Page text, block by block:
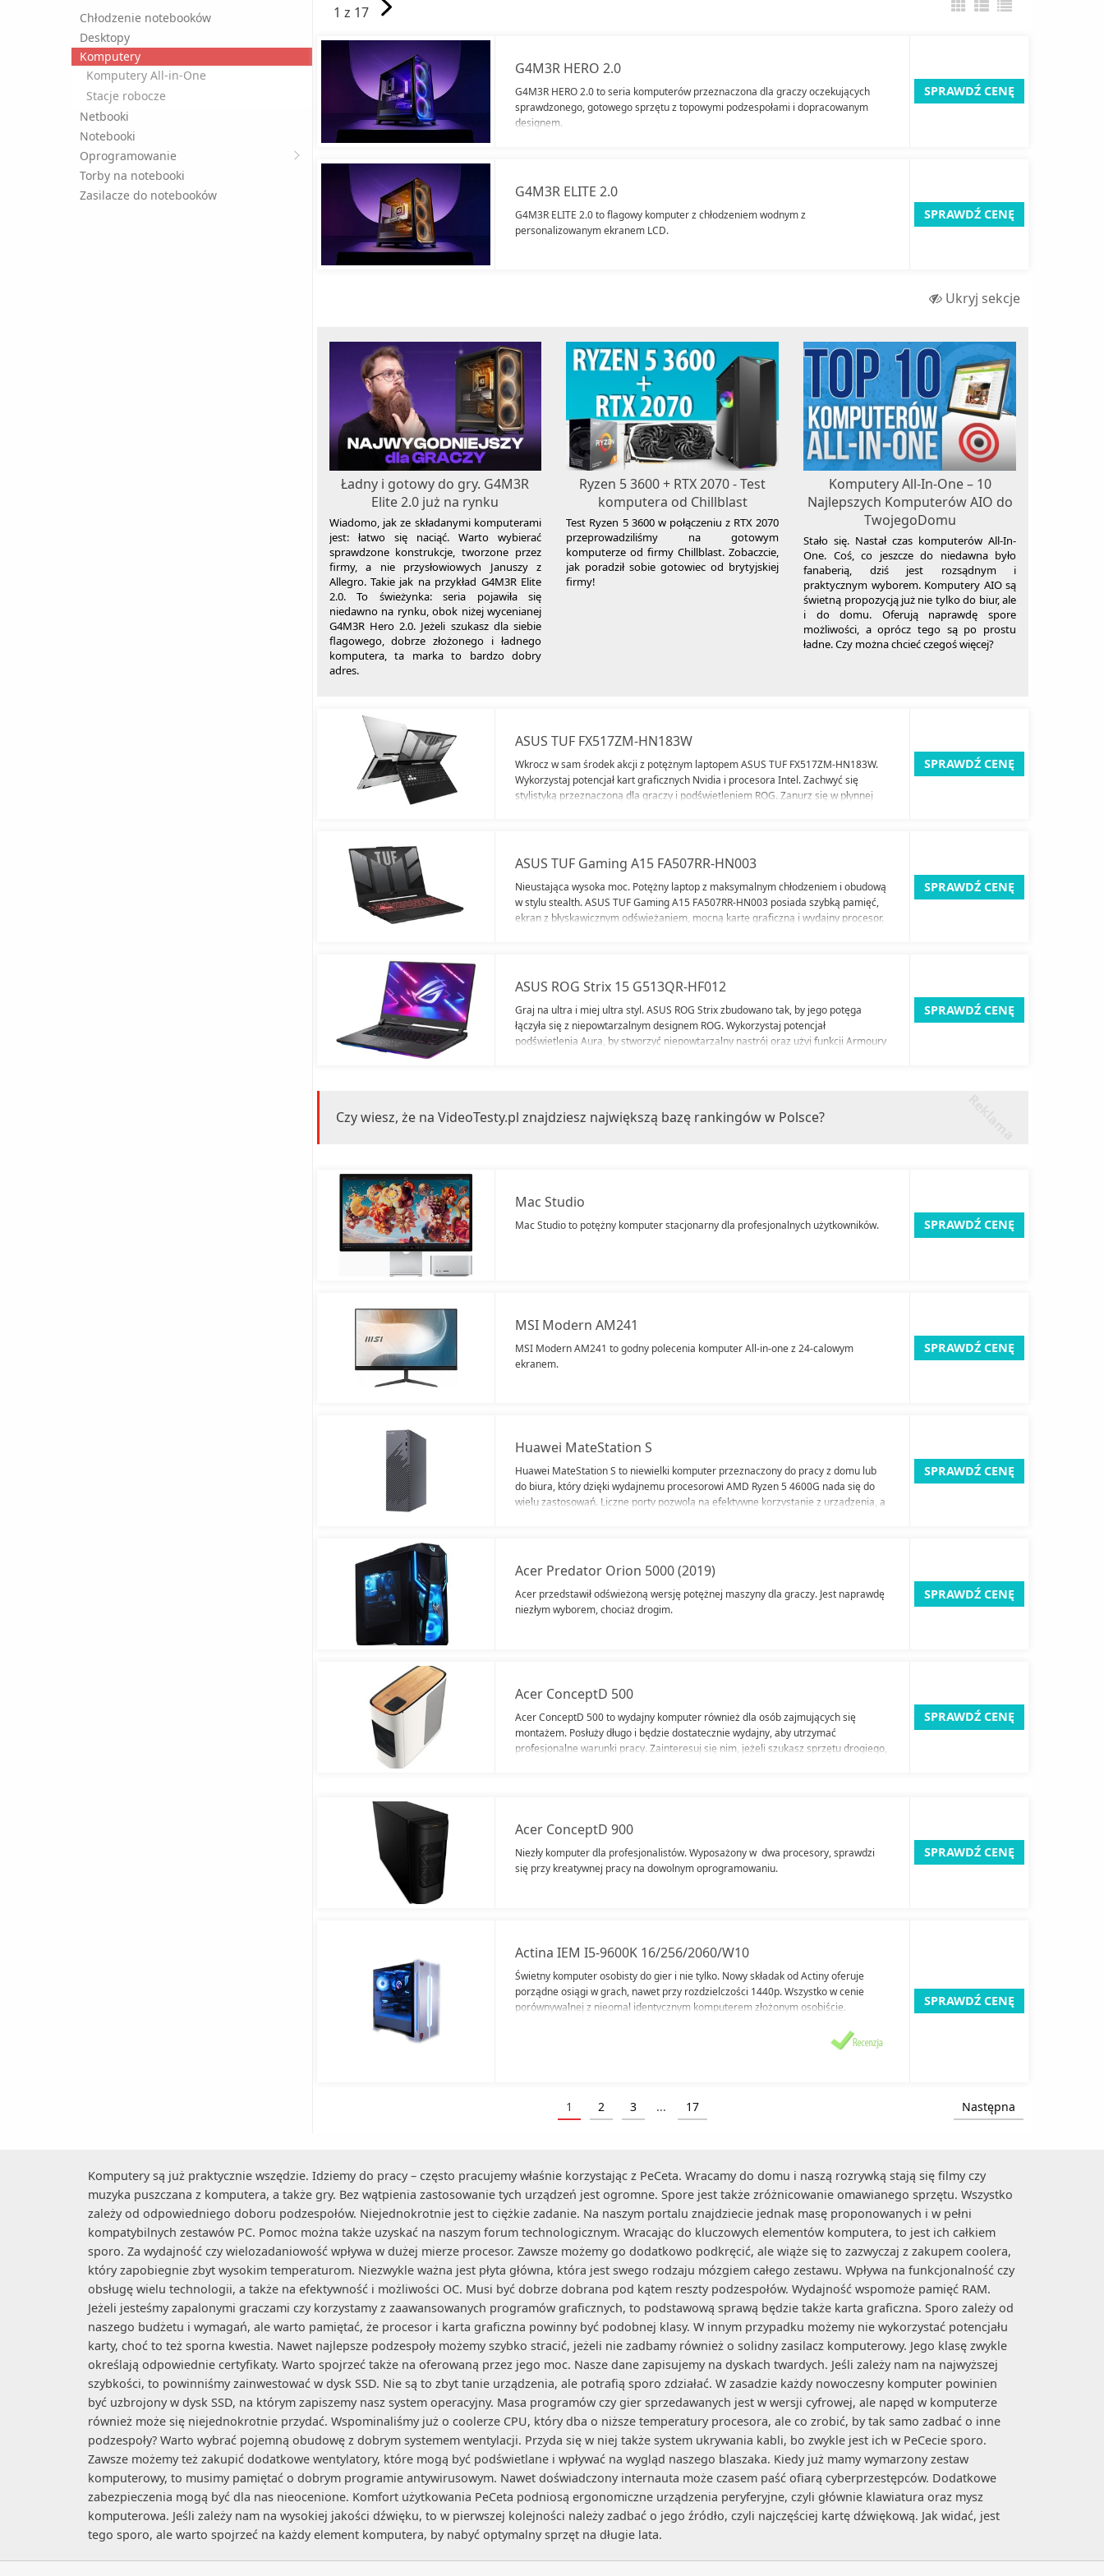
Chłodzenie notebooków
Desktopy
Komputery
Komputery All-in-One
Stacje robocze
Netbooki
Notebooki
Oprogramowanie
Torby na notebooki
Zasilacze do notebooków
1 z 17
G4M3R HERO 2.0
G4M3R HERO 2.0 to seria komputerów przeznaczona dla graczy oczekujących
sprawdzonego, gotowego sprzętu z topowymi podzespołami i dopracowanym
designem.
SPRAWDŹ CENĘ
G4M3R ELITE 2.0
G4M3R ELITE 2.0 to flagowy komputer z chłodzeniem wodnym z
personalizowanym ekranem LCD.
SPRAWDŹ CENĘ
Ukryj sekcje
Ładny i gotowy do gry. G4M3R
Elite 2.0 już na rynku
Wiadomo, jak ze składanymi komputerami
jest: łatwo się naciąć. Warto wybierać
sprawdzone konstrukcje, tworzone przez
firmy, a nie przysłowiowych Januszy z
Allegro. Takie jak na przykład G4M3R Elite
2.0. To świeżynka: seria pojawiła się
niedawno na rynku, obok niżej wycenianej
G4M3R Hero 2.0. Jeżeli szukasz dla siebie
flagowego, dobrze złożonego i ładnego
komputera, ta marka to bardzo dobry
adres.
Ryzen 5 3600 + RTX 2070 - Test
komputera od Chillblast
Test Ryzen 5 3600 w połączeniu z RTX 2070
przeprowadziliśmy na gotowym
komputerze od firmy Chillblast. Zobaczcie,
jak poradził sobie gotowiec od brytyjskiej
firmy!
Komputery All-In-One – 10
Najlepszych Komputerów AIO do
TwojegoDomu
Stało się. Nastał czas komputerów All-In-
One. Coś, co jeszcze do niedawna było
fanaberią, dziś jest rozsądnym i
praktycznym wyborem. Komputery AIO są
świetną propozycją już nie tylko do biur, ale
i do domu. Oferują naprawdę spore
możliwości, a oprócz tego są po prostu
ładne. Czy można chcieć czegoś więcej?
ASUS TUF FX517ZM-HN183W
Wkrocz w sam środek akcji z potężnym laptopem ASUS TUF FX517ZM-HN183W.
Wykorzystaj potencjał kart graficznych Nvidia i procesora Intel. Zachwyć się
stylistyką przeznaczoną dla graczy i podświetleniem ROG. Zanurz się w płynnej
SPRAWDŹ CENĘ
ASUS TUF Gaming A15 FA507RR-HN003
Nieustająca wysoka moc. Potężny laptop z maksymalnym chłodzeniem i obudową
w stylu stealth. ASUS TUF Gaming A15 FA507RR-HN003 posiada szybką pamięć,
ekran z błyskawicznym odświeżaniem, mocną kartę graficzną i wydajny procesor.
SPRAWDŹ CENĘ
ASUS ROG Strix 15 G513QR-HF012
Graj na ultra i miej ultra styl. ASUS ROG Strix zbudowano tak, by jego potęga
łączyła się z niepowtarzalnym designem ROG. Wykorzystaj potencjał
podświetlenia Aura, by stworzyć niepowtarzalny nastrój oraz użyj funkcji Armoury
SPRAWDŹ CENĘ
Czy wiesz, że na VideoTesty.pl znajdziesz największą bazę rankingów w Polsce?
Mac Studio
Mac Studio to potężny komputer stacjonarny dla profesjonalnych użytkowników. SPRAWDŹ CENĘ
MSI Modern AM241
MSI Modern AM241 to godny polecenia komputer All-in-one z 24-calowym
ekranem.
SPRAWDŹ CENĘ
Huawei MateStation S
Huawei MateStation S to niewielki komputer przeznaczony do pracy z domu lub
do biura, który dzięki wydajnemu procesorowi AMD Ryzen 5 4600G nada się do
wielu zastosowań. Liczne porty pozwolą na efektywne korzystanie z urządzenia, a
SPRAWDŹ CENĘ
Acer Predator Orion 5000 (2019)
Acer przedstawił odświeżoną wersję potężnej maszyny dla graczy. Jest naprawdę
niezłym wyborem, chociaż drogim.
SPRAWDŹ CENĘ
Acer ConceptD 500
Acer ConceptD 500 to wydajny komputer również dla osób zajmujących się
montażem. Posłuży długo i będzie dostatecznie wydajny, aby utrzymać
profesjonalne warunki pracy. Zainteresuj się nim, jeżeli szukasz sprzętu drogiego,
SPRAWDŹ CENĘ
Acer ConceptD 900
Niezły komputer dla profesjonalistów. Wyposażony w dwa procesory, sprawdzi
się przy kreatywnej pracy na dowolnym oprogramowaniu.
SPRAWDŹ CENĘ
Actina IEM I5-9600K 16/256/2060/W10
Świetny komputer osobisty do gier i nie tylko. Nowy składak od Actiny oferuje
porządne osiągi w grach, nawet przy rozdzielczości 1440p. Wszystko w cenie
porównywalnej z nieomal identycznym komputerem złożonym osobiście.
SPRAWDŹ CENĘ
1
2 3 ... 17 Następna
Komputery są już praktycznie wszędzie. Idziemy do pracy – często pracujemy właśnie korzystając z PeCeta. Wracamy do domu i naszą rozrywką stają się filmy czy
muzyka puszczana z komputera, a także gry. Bez wątpienia zastosowanie tych urządzeń jest ogromne. Spore jest także zróżnicowanie omawianego sprzętu. Wszystko
zależy od odpowiedniego doboru podzespołów. Niejednokrotnie jest to ciężkie zadanie. Na naszym portalu znajdziecie jednak masę proponowanych i w pełni
kompatybilnych zestawów PC. Pomoc można także uzyskać na naszym forum technologicznym. Wracając do kluczowych elementów komputera, to jest ich całkiem
sporo. Za wydajność czy wielozadaniowość wpływa w dużej mierze procesor. Zawsze możemy go dodatkowo podkręcić, ale wiąże się to zazwyczaj z zakupem coolera,
który zapobiegnie zbyt wysokim temperaturom. Niezwykle ważna jest płyta główna, która jest swego rodzaju mózgiem całego zestawu. Wpływa na funkcjonalność czy
obsługę wielu technologii, a także na efektywność i możliwości OC. Musi być dobrze dobrana pod kątem reszty podzespołów. Wydajność wspomoże pamięć RAM.
Jeżeli jesteśmy zapalonymi graczami czy korzystamy z zaawansowanych programów graficznych, to podstawową sprawą będzie także karta graficzna. Sporo zależy od
naszego budżetu i wymagań, ale warto pamiętać, że procesor i karta graficzna powinny być podobnej klasy. W innym przypadku możemy nie wykorzystać potencjału
karty, choć to też sporna kwestia. Nawet najlepsze podzespoły możemy szybko stracić, jeżeli nie zadbamy również o solidny zasilacz komputerowy. Jego klasę zwykle
określają odpowiednie certyfikaty. Warto spojrzeć także na oferowaną przez jego moc. Nasze dane zapisujemy na dyskach twardych. Jeśli zależy nam na najwyższej
szybkości, to powinniśmy zainwestować w dysk SSD. Nie są to zbyt tanie urządzenia, ale potrafią sporo zdziałać. W zasadzie każdy nowoczesny komputer powinien
być uzbrojony w dysk SSD, na którym zapiszemy nasz system operacyjny. Masa programów czy gier sprzedawanych jest w wersji cyfrowej, ale napęd w komputerze
również może się niejednokrotnie przydać. Wspominaliśmy już o coolerze CPU, który dba o niższe temperatury procesora, ale co zrobić, by tak samo zadbać o inne
podzespoły? Warto wybrać pojemną obudowę z dobrym systemem wentylacji. Przyda się w niej także system ukrywania kabli, bo zwykle jest ich w PeCecie sporo.
Zawsze możemy też zakupić dodatkowe wentylatory, które mogą być podświetlane i wpływać na wygląd naszego blaszaka. Kiedy już mamy wymarzony zestaw
komputerowy, to musimy pamiętać o dobrym programie antywirusowym. Nawet doświadczony internauta może czasem paść ofiarą cyberprzestępców. Dodatkowe
zabezpieczenia mogą być dla nas nieocenione. Komfort użytkowania PeCeta podniosą ergonomiczne urządzenia peryferyjne, czyli głównie klawiatura oraz mysz
komputerowa. Jeśli zależy nam na wysokiej jakości dźwięku, to w pierwszej kolejności należy zadbać o jego źródło, czyli najczęściej kartę dźwiękową. Jak widać, jest
tego sporo, ale warto spojrzeć na każdy element komputera, by nabyć optymalny sprzęt na długie lata.